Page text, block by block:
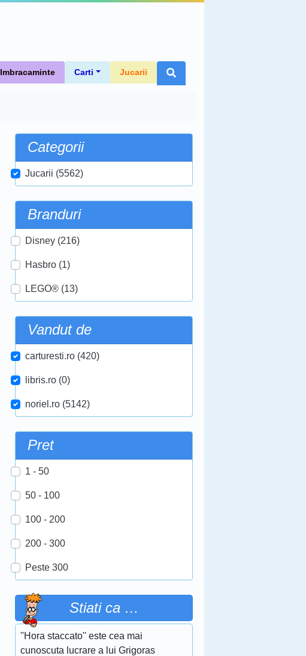
Imbracaminte Carti Jucarii
Categorii
Jucarii (5562)
Branduri
Disney (216)
Hasbro (1)
LEGO® (13)
Vandut de
carturesti.ro (420)
libris.ro (0)
noriel.ro (5142)
Pret
1 - 50
50 - 100
100 - 200
200 - 300
Peste 300
Stiati ca …
''Hora staccato'' este cea mai
cunoscuta lucrare a lui Grigoras